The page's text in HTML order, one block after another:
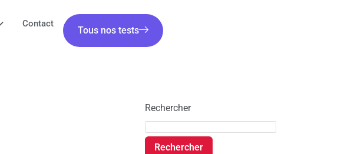
Contact
Tous nos tests
Rechercher
Rechercher